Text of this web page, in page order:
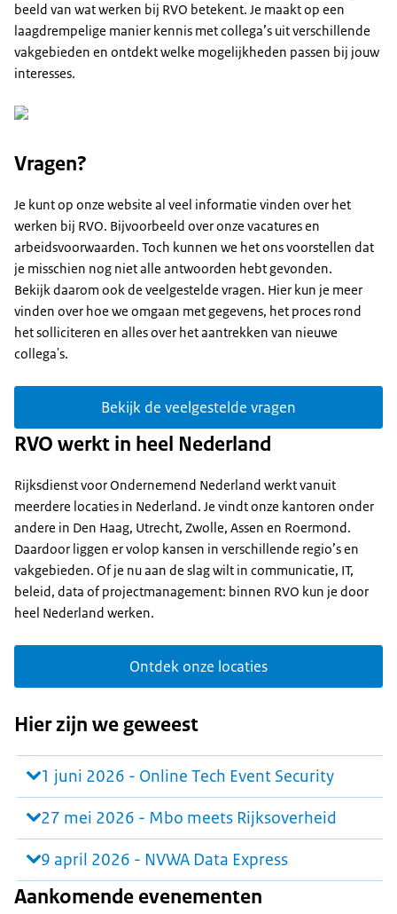
beeld van wat werken bij RVO betekent. Je maakt op een
laagdrempelige manier kennis met collega’s uit verschillende
vakgebieden en ontdekt welke mogelijkheden passen bij jouw
interesses.
Vragen?
Je kunt op onze website al veel informatie vinden over het
werken bij RVO. Bijvoorbeeld over onze vacatures en
arbeidsvoorwaarden. Toch kunnen we het ons voorstellen dat
je misschien nog niet alle antwoorden hebt gevonden.
Bekijk daarom ook de veelgestelde vragen. Hier kun je meer
vinden over hoe we omgaan met gegevens, het proces rond
het solliciteren en alles over het aantrekken van nieuwe
collega's.
Bekijk de veelgestelde vragen
RVO werkt in heel Nederland
Rijksdienst voor Ondernemend Nederland werkt vanuit
meerdere locaties in Nederland. Je vindt onze kantoren onder
andere in Den Haag, Utrecht, Zwolle, Assen en Roermond.
Daardoor liggen er volop kansen in verschillende regio’s en
vakgebieden. Of je nu aan de slag wilt in communicatie, IT,
beleid, data of projectmanagement: binnen RVO kun je door
heel Nederland werken.
Ontdek onze locaties
Hier zijn we geweest
1 juni 2026 - Online Tech Event Security
27 mei 2026 - Mbo meets Rijksoverheid
9 april 2026 - NVWA Data Express
Aankomende evenementen